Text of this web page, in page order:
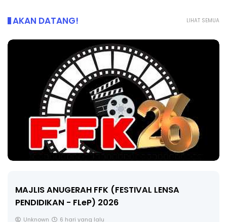
LIHAT SEMUA
AKAN DATANG!
🔴 [LIVE] MATEMATIK SR, WANG TAHUN 6 OLEH
CIKGU ANITA #ALLINONE #141 #...